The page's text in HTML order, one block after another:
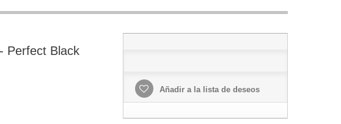
Perfect Black
Añadir a la lista de deseos